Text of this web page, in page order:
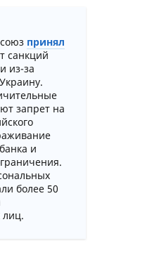
принял
санкций
из-за
запрет на
и
более 50
лиц.